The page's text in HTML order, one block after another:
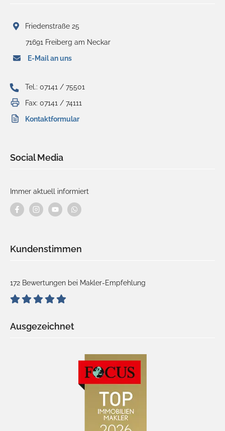
Friedenstraße 25
71691 Freiberg am Neckar
E-Mail an uns
Tel.: 07141 / 75501
Fax: 07141 / 74111
Kontaktformular
Social Media
Immer aktuell informiert
Kundenstimmen
172 Bewertungen bei Makler-Empfehlung
Ausgezeichnet